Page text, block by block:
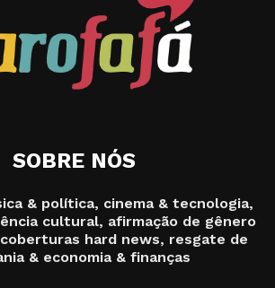
SOBRE NÓS
& política, cinema & tecnologia,
cultural, afirmação de gênero
hard news, resgate de
& economia & finanças